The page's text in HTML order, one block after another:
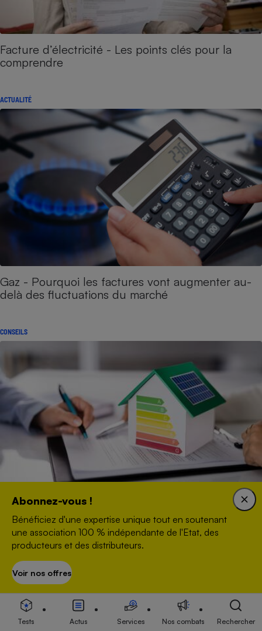
Facture d’électricité - Les points clés pour la
comprendre
ACTUALITÉ
Gaz - Pourquoi les factures vont augmenter au-
delà des fluctuations du marché
CONSEILS
Location - Les idées reçues sur la fourniture
d'énergie
ACTUALITÉ
Abonnez-vous !
Bénéficiez d'une expertise unique tout en soutenant
une association 100 % indépendante de l'Etat, des
producteurs et des distributeurs.
Voir nos offres
Tests Actus Services Nos combats Rechercher